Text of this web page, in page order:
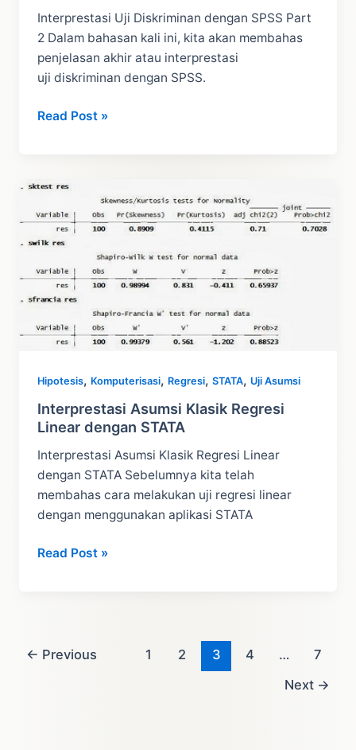
Interprestasi Uji Diskriminan dengan SPSS Part
2 Dalam bahasan kali ini, kita akan membahas
penjelasan akhir atau interprestasi
uji diskriminan dengan SPSS.
Penjelasan
SPSS
Part
Read Post »
Hipotesis, Komputerisasi, Regresi,STATA, Uji Asumsi
Interprestasi Asumsi Klasik Regresi
Linear dengan STATA
Interprestasi Asumsi Klasik Regresi Linear
dengan STATA Sebelumnya kita telah
membahas cara melakukan uji regresi linear
dengan menggunakan aplikasi STATA
Interprestasi
dengan
Read Post »
← Previous 1 2 3 4 …
7
Next →